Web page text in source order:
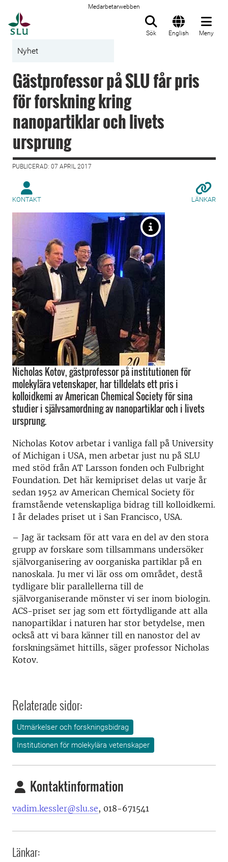
Medarbetarwebben
Sök English Meny
Nyhet
Gästprofessor på SLU får pris
för forskning kring
nanopartiklar och livets
ursprung
PUBLICERAD: 07 APRIL 2017
KONTAKT LÄNKAR
Nicholas Kotov, gästprofessor på institutionen för
molekylära vetenskaper, har tilldelats ett pris i
kolloidkemi av American Chemical Society för sina
studier i självsamordning av nanopartiklar och i livets
ursprung.
Nicholas Kotov arbetar i vanliga fall på University
of Michigan i USA, men arbetar just nu på SLU
med stöd från AT Larsson fonden och Fulbright
Foundation. Det här kemipriset delas ut varje år
sedan 1952 av American Chemical Society för
framstående vetenskapliga bidrag till kolloidkemi.
I år delades priset ut i San Francisco, USA.
– Jag är tacksam för att vara en del av den stora
grupp av forskare som tillsammans undersöker
självorganisering av oorganiska partiklar på en
nanoskala. Ju mer vi lär oss om området, destå
tydligare blir parallellerna till de
självorganiserande mönster vi ser inom biologin.
ACS-priset ser jag som ett förtydligande att alla
nanopartiklar i naturen har stor betydelse, men
också att vi bara känner till en nanostor del av
forskningsämet hittills, säger professor Nicholas
Kotov.
Relaterade sidor:
Utmärkelser och forskningsbidrag
Institutionen för molekylära vetenskaper
Kontaktinformation
vadim.kessler@slu.se, 018-671541
Länkar: